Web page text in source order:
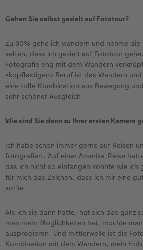
Gehen Sie selbst gezielt auf Fototour?
Zu 90% gehe ich wandern und nehme
selten, dass ich gezielt auf Fototour
Fotografie eng mit dem Wandern
«kopflastigen» Beruf ist das Wandern
eine tolle Kombination aus Bewegung
sehr schöner Ausgleich.
Wie sind Sie denn zu Ihrer ersten Kamera
Ich habe schon immer gerne auf Reisen
fotografiert. Auf einer Amerika-Reise
das ich nicht so einfangen konnte wie ich
für mich das Zeichen, dass ich mir eine
sollte.
Als ich sie dann hatte, hat sich das ganz
man mehr Möglichkeiten hat, möchte
ausprobieren. Und mittlerweile ist die
Kombination mit dem Wandern, mein